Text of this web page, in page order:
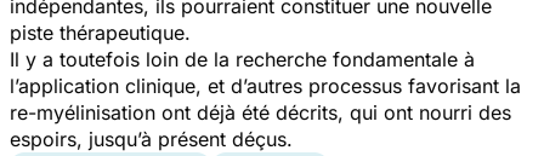
indépendantes, ils pourraient constituer une nouvelle
piste thérapeutique.
Il y a toutefois loin de la recherche fondamentale à
l’application clinique, et d’autres processus favorisant la
re-myélinisation ont déjà été décrits, qui ont nourri des
espoirs, jusqu’à présent déçus.